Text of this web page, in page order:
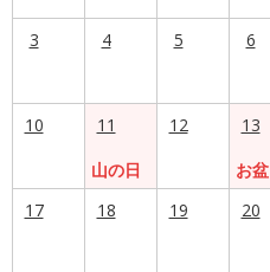
3 4 5 6
10
11
山の日
12
13
お盆
17
18 19 20